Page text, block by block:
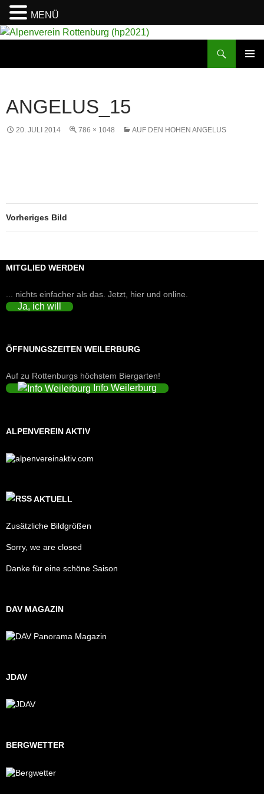
ANGELUS_15
20. JULI 2014 786 × 1048 AUF DEN HOHEN ANGELUS
Vorheriges Bild
MITGLIED WERDEN
... nichts einfacher als das. Jetzt, hier und online.
Ja, ich will
ÖFFNUNGSZEITEN WEILERBURG
Auf zu Rottenburgs höchstem Biergarten!
Info Weilerburg
ALPENVEREIN AKTIV
AKTUELL
Zusätzliche Bildgrößen
Sorry, we are closed
Danke für eine schöne Saison
DAV MAGAZIN
JDAV
BERGWETTER
MENÜ